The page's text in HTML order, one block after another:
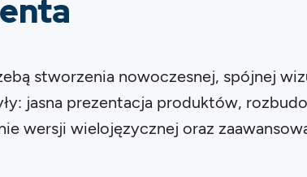
stworzenia nowoczesnej, spójnej
jasna prezentacja produktów,
wersji wielojęzycznej oraz